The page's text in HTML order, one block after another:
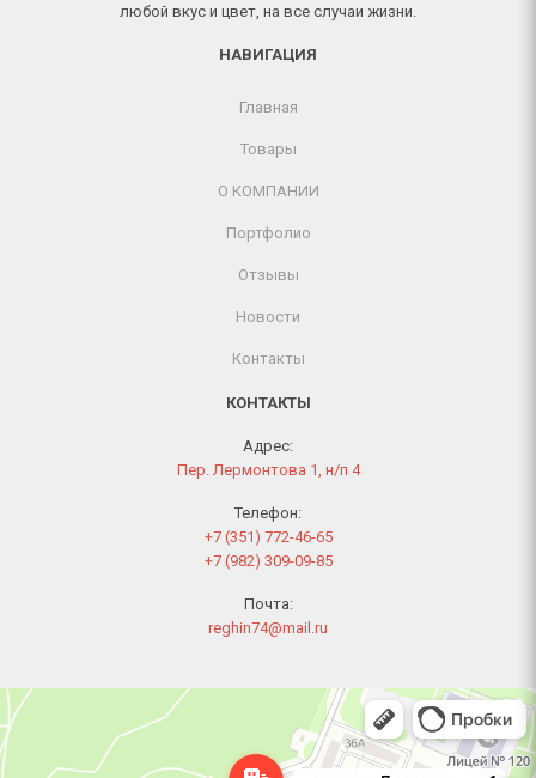
любой вкус и цвет, на все случаи жизни.
НАВИГАЦИЯ
Главная
Товары
О КОМПАНИИ
Портфолио
Отзывы
Новости
Контакты
КОНТАКТЫ
Адрес:
Пер. Лермонтова 1, н/п 4
Телефон:
+7 (351) 772-46-65
+7 (982) 309-09-85
Почта:
reghin74@mail.ru
Челябинск
Переулок Лермонтова, 1 — Яндекс Карты